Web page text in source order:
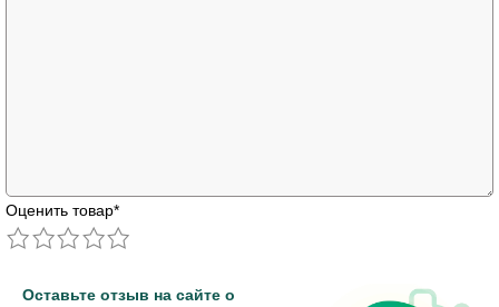
Оценить товар*
Оставьте отзыв на сайте о